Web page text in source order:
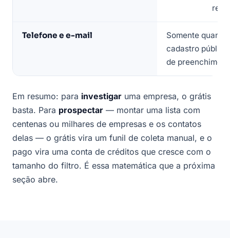
Telefone e e-mail
Somente
cadastro
de
Em resumo: para investigar uma empresa, o grátis
basta. Para prospectar — montar uma lista com
centenas ou milhares de empresas e os contatos
delas — o grátis vira um funil de coleta manual, e o
pago vira uma conta de créditos que cresce com o
tamanho do filtro. É essa matemática que a próxima
seção abre.